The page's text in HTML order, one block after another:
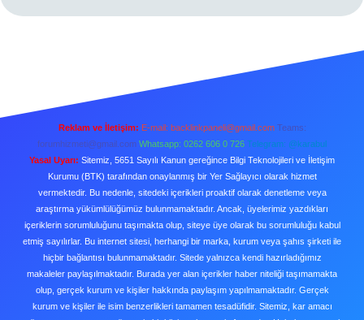
Reklam ve İletişim: E-mail: backlinkpaneli@gmail.com Teams:
forumhizmeti@gmail.com Whatsapp: 0262 606 0 726 Telegram: @karabul
Yasal Uyarı: Sitemiz, 5651 Sayılı Kanun gereğince Bilgi Teknolojileri ve İletişim
Kurumu (BTK) tarafından onaylanmış bir Yer Sağlayıcı olarak hizmet
vermektedir. Bu nedenle, sitedeki içerikleri proaktif olarak denetleme veya
araştırma yükümlülüğümüz bulunmamaktadır. Ancak, üyelerimiz yazdıkları
içeriklerin sorumluluğunu taşımakta olup, siteye üye olarak bu sorumluluğu kabul
etmiş sayılırlar. Bu internet sitesi, herhangi bir marka, kurum veya şahıs şirketi ile
hiçbir bağlantısı bulunmamaktadır. Sitede yalnızca kendi hazırladığımız
makaleler paylaşılmaktadır. Burada yer alan içerikler haber niteliği taşımamakta
olup, gerçek kurum ve kişiler hakkında paylaşım yapılmamaktadır. Gerçek
kurum ve kişiler ile isim benzerlikleri tamamen tesadüfidir. Sitemiz, kar amacı